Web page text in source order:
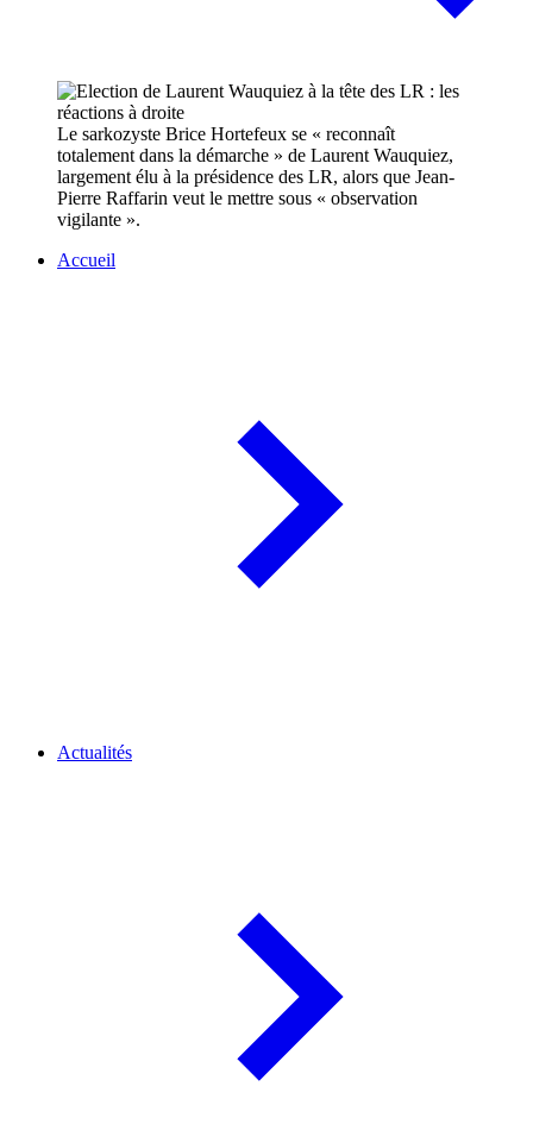
Le sarkozyste Brice Hortefeux se « reconnaît
totalement dans la démarche » de Laurent Wauquiez,
largement élu à la présidence des LR, alors que Jean-
Pierre Raffarin veut le mettre sous « observation
vigilante ».
Accueil
Actualités